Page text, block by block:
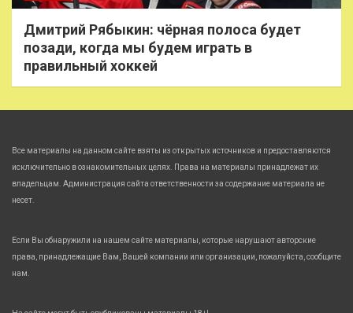
Дмитрий Рябыкин: чёрная полоса будет
позади, когда мы будем играть в
правильный хоккей
Все материалы на данном сайте взяты из открытых источников и предоставляются
исключительно в ознакомительных целях. Права на материалы принадлежат их
владельцам. Администрация сайта ответственности за содержание материала не
несет.
Если Вы обнаружили на нашем сайте материалы, которые нарушают авторские
права, принадлежащие Вам, Вашей компании или организации, пожалуйста, сообщите
нам.